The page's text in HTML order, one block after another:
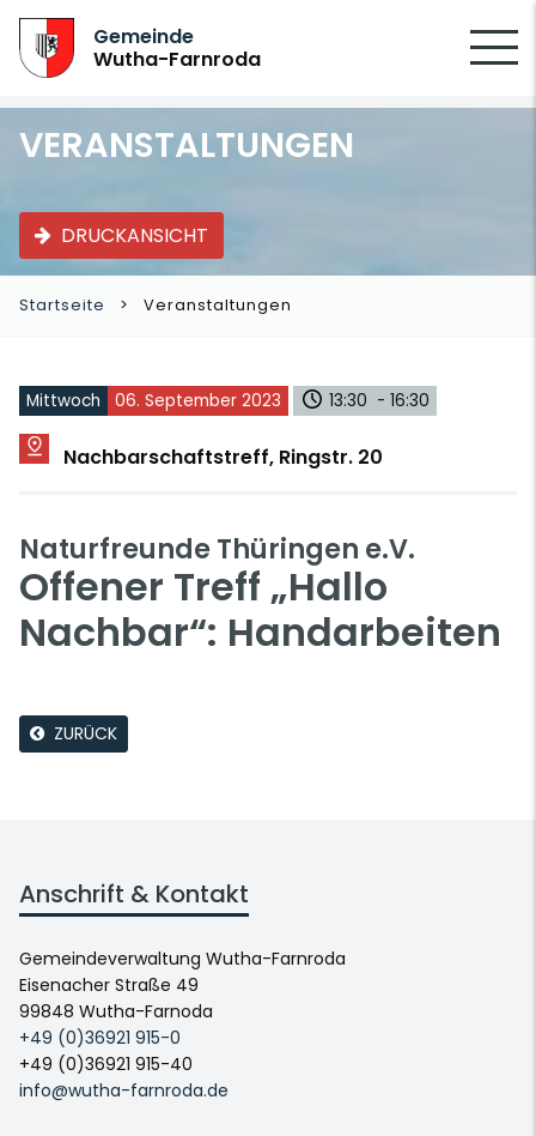
Gemeinde
Wutha-Farnroda
VERANSTALTUNGEN
DRUCKANSICHT
Startseite Veranstaltungen
Mittwoch 06. September 2023 13:30 - 16:30
Nachbarschaftstreff, Ringstr. 20
Naturfreunde Thüringen e.V.
Offener Treff „Hallo
Nachbar“: Handarbeiten
ZURÜCK
Anschrift & Kontakt
Gemeindeverwaltung Wutha-Farnroda
Eisenacher Straße 49
99848 Wutha-Farnoda
+49 (0)36921 915-0
+49 (0)36921 915-40
info@wutha-farnroda.de